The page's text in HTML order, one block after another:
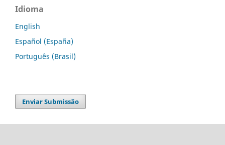
Idioma
English
Español (España)
Português (Brasil)
Enviar Submissão